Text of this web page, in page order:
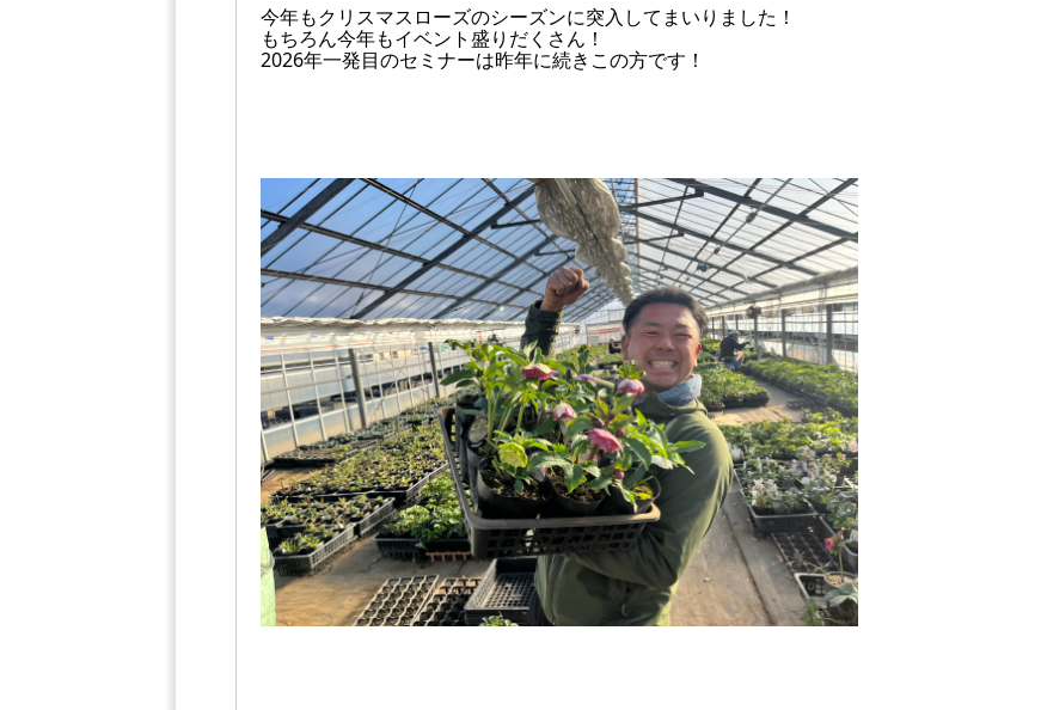
今年もクリスマスローズのシーズンに突入してまいりました！
もちろん今年もイベント盛りだくさん！
2026年一発目のセミナーは昨年に続きこの方です！